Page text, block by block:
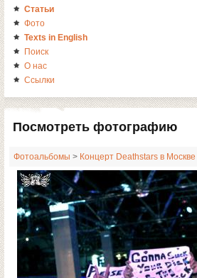
Статьи
Фото
Texts in English
Поиск
О нас
Ссылки
Посмотреть фотографию
Фотоальбомы > Концерт Deathstars в